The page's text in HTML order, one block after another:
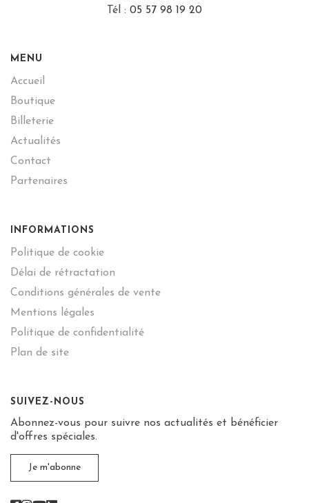
Tél : 05 57 98 19 20
MENU
Accueil
Boutique
Billeterie
Actualités
Contact
Partenaires
INFORMATIONS
Politique de cookie
Délai de rétractation
Conditions générales de vente
Mentions légales
Politique de confidentialité
Plan de site
SUIVEZ-NOUS
Abonnez-vous pour suivre nos actualités et bénéficier
d'offres spéciales.
Je m'abonne